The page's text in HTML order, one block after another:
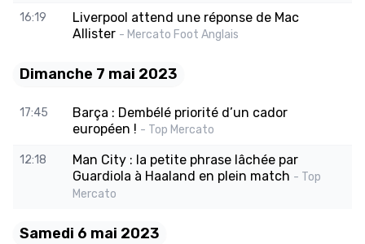
16:19
Liverpool attend une réponse de Mac
Allister - Mercato Foot Anglais
Dimanche 7 mai 2023
17:45
Barça : Dembélé priorité d’un cador
européen ! - Top Mercato
12:18
Man City : la petite phrase lâchée par
Guardiola à Haaland en plein match - Top
Mercato
Samedi 6 mai 2023